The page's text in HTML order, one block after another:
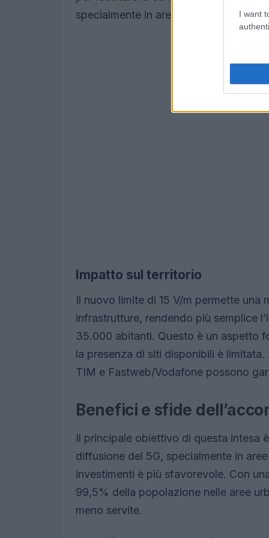
I want
specialmente in aree meno
Impatto sul territorio
Il nuovo limite di 15 V/m permette
infrastrutture, rendendo più semplice
35.000 abitanti. Questo è un aspetto
la presenza di siti disponibili è
TIM e Fastweb/Vodafone possono
Benefici e sfide
Il principale obiettivo di questa intesa
diffusione del 5G, specialmente in
investimenti è più sfavorevole. Con
99,5% della popolazione nelle aree
meno servite.